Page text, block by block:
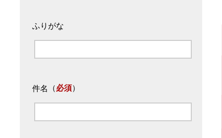
ふりがな
件名 （必須）